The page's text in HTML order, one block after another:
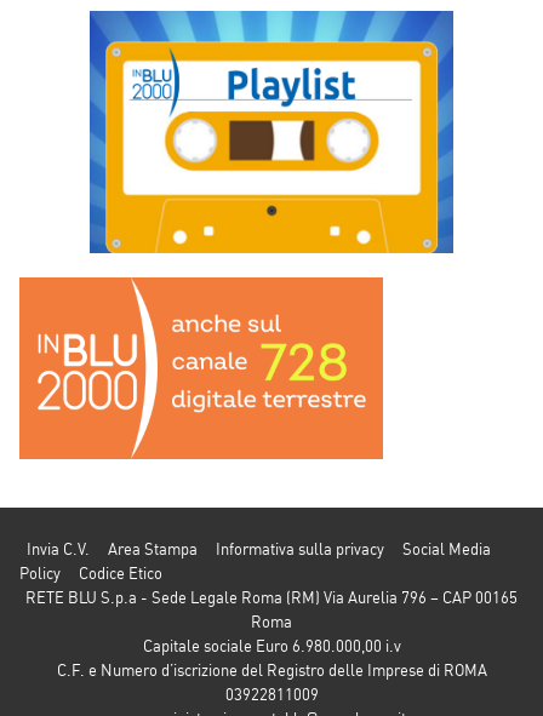
Invia C.V. Area Stampa Informativa sulla privacy
Social Media
Policy
Codice Etico
RETE BLU S.p.a - Sede Legale Roma (RM) Via Aurelia 796 – CAP 00165
Roma
Capitale sociale Euro 6.980.000,00 i.v
C.F. e Numero d’iscrizione del Registro delle Imprese di ROMA
03922811009